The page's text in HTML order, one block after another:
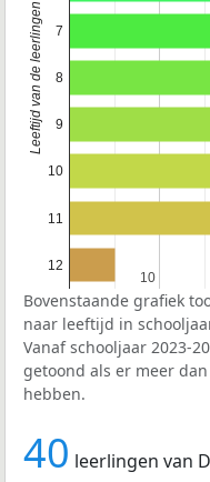
10
10
7
8
9
10
11
12
Leeftijd van de leerlingen
Bovenstaande grafiek
naar leeftijd in
Vanaf schooljaar 2023-
getoond als er meer
hebben.
40 leerlingen van